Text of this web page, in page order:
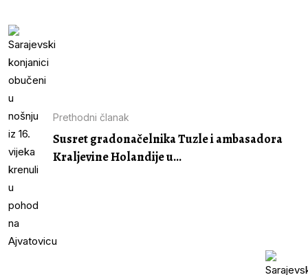
Prethodni članak
Susret gradonačelnika Tuzle i ambasadora
Kraljevine Holandije u...